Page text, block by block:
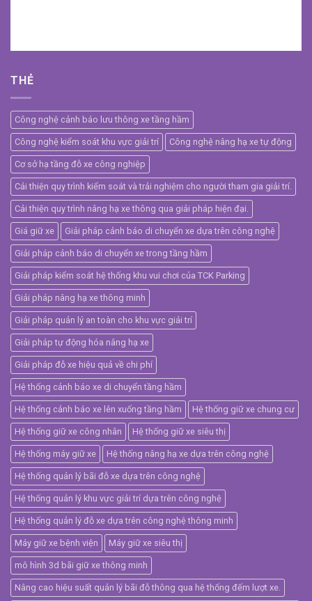
THẺ
Công nghệ cảnh báo lưu thông xe tầng hầm
Công nghệ kiểm soát khu vực giải trí Công nghệ nâng hạ xe tự động
Cơ sở hạ tầng đỗ xe công nghiệp
Cải thiện quy trình kiểm soát và trải nghiệm cho người tham gia giải trí.
Cải thiện quy trình nâng hạ xe thông qua giải pháp hiện đại.
Giá giữ xe Giải pháp cảnh báo di chuyển xe dựa trên công nghệ
Giải pháp cảnh báo di chuyển xe trong tầng hầm
Giải pháp kiểm soát hệ thống khu vui chơi của TCK Parking
Giải pháp nâng hạ xe thông minh
Giải pháp quản lý an toàn cho khu vực giải trí
Giải pháp tự động hóa nâng hạ xe
Giải pháp đỗ xe hiệu quả về chi phí
Hệ thống cảnh báo xe di chuyển tầng hầm
Hệ thống cảnh báo xe lên xuống tầng hầm Hệ thống giữ xe chung cư
Hệ thống giữ xe công nhân Hệ thống giữ xe siêu thị
Hệ thống máy giữ xe Hệ thống nâng hạ xe dựa trên công nghệ
Hệ thống quản lý bãi đỗ xe dựa trên công nghệ
Hệ thống quản lý khu vực giải trí dựa trên công nghệ
Hệ thống quản lý đỗ xe dựa trên công nghệ thông minh
Máy giữ xe bệnh viện Máy giữ xe siêu thị
mô hình 3d bãi giữ xe thông minh
Nâng cao hiệu suất quản lý bãi đỗ thông qua hệ thống đếm lượt xe.